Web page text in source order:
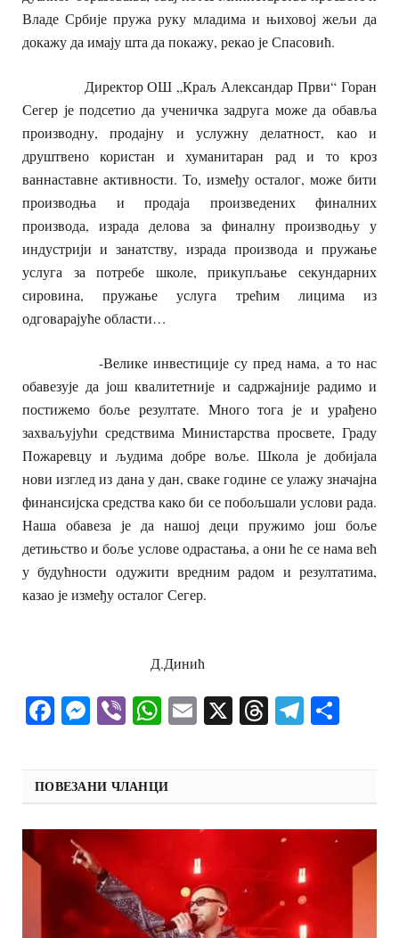
Владе Србије пружа руку младима и њиховој жељи да
докажу да имају шта да покажу, рекао је Спасовић.
Директор ОШ „Краљ Александар Први“ Горан
Сегер је подсетио да ученичка задруга може да обавља
производну, продајну и услужну делатност, као и
друштвено користан и хуманитаран рад и то кроз
ваннаставне активности. То, између осталог, може бити
производња и продаја произведених финалних
производа, израда делова за финалну производњу у
индустрији и занатству, израда производа и пружање
услуга за потребе школе, прикупљање секундарних
сировина, пружање услуга трећим лицима из
одговарајуће области…
-Велике инвестиције су пред нама, а то нас
обавезује да још квалитетније и садржајније радимо и
постижемо боље резултате. Много тога је и урађено
захваљујући средствима Министарства просвете, Граду
Пожаревцу и људима добре воље. Школа је добијала
нови изглед из дана у дан, сваке године се улажу значајна
финансијска средства како би се побољшали услови рада.
Наша обавеза је да нашој деци пружимо још боље
детињство и боље услове одрастања, а они ће се нама већ
у будућности одужити вредним радом и резултатима,
казао је између осталог Сегер.
Д.Динић
Facebook
Messenger
ViberWhatsApp
Email
X Threads
ПОВЕЗАНИ ЧЛАНЦИ